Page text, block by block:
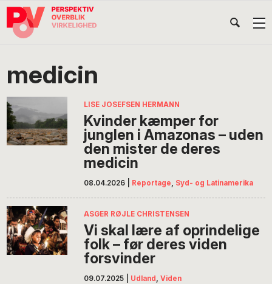
Gå
direkte
Skip
indhold
Gå
direkte
POV
International
medicin
LISE JOSEFSEN HERMANN
Kvinder kæmper for
junglen i Amazonas – uden
den mister de deres
medicin
08.04.2026 Reportage, Syd- og Latinamerika
ASGER RØJLE CHRISTENSEN
Vi skal lære af oprindelige
folk – før deres viden
forsvinder
09.07.2025 Udland ,Viden